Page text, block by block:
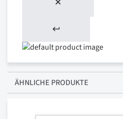
ÄHNLICHE PRODUKTE